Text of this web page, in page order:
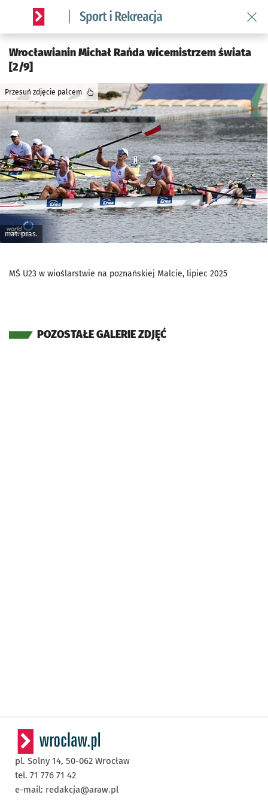
Serwis informacyjny wroclaw.pl podserwis: Sport i rekreacja
Wrocławianin Michał Rańda wicemistrzem świata
[2/9]
mat. pras.
Przesuń zdjęcie palcem
MŚ U23 w wioślarstwie na poznańskiej Malcie, lipiec 2025
POZOSTAŁE GALERIE ZDJĘĆ
pl. Solny 14, 50-062 Wrocław
tel. 71 776 71 42
e-mail: redakcja@araw.pl